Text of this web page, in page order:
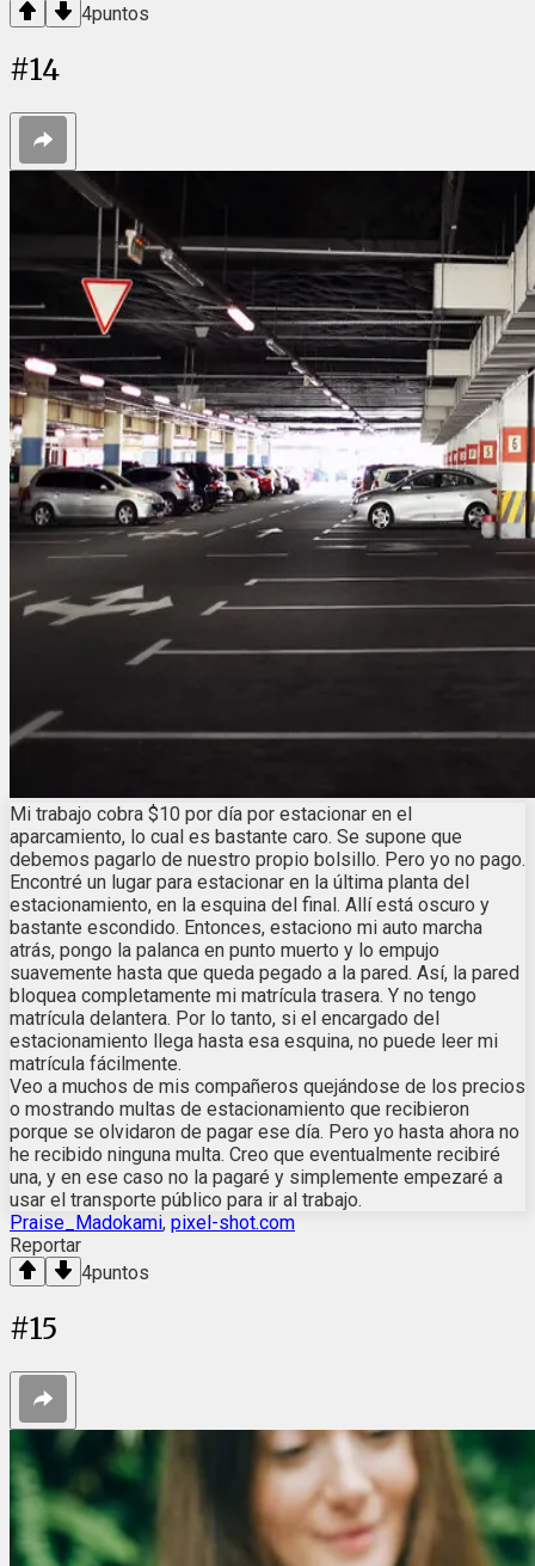
4puntos
#14
Mi trabajo cobra $10 por día por estacionar en el
aparcamiento, lo cual es bastante caro. Se supone que
debemos pagarlo de nuestro propio bolsillo. Pero yo no pago.
Encontré un lugar para estacionar en la última planta del
estacionamiento, en la esquina del final. Allí está oscuro y
bastante escondido. Entonces, estaciono mi auto marcha
atrás, pongo la palanca en punto muerto y lo empujo
suavemente hasta que queda pegado a la pared. Así, la pared
bloquea completamente mi matrícula trasera. Y no tengo
matrícula delantera. Por lo tanto, si el encargado del
estacionamiento llega hasta esa esquina, no puede leer mi
matrícula fácilmente.
Veo a muchos de mis compañeros quejándose de los precios
o mostrando multas de estacionamiento que recibieron
porque se olvidaron de pagar ese día. Pero yo hasta ahora no
he recibido ninguna multa. Creo que eventualmente recibiré
una, y en ese caso no la pagaré y simplemente empezaré a
usar el transporte público para ir al trabajo.
Praise_Madokami, pixel-shot.com
Reportar
4puntos
#15